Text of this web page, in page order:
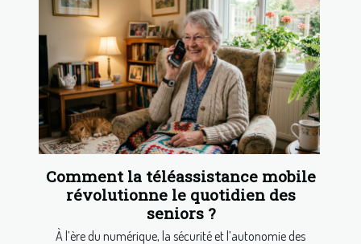
Comment la téléassistance mobile
révolutionne le quotidien des
seniors ?
À l’ère du numérique, la sécurité et l’autonomie des